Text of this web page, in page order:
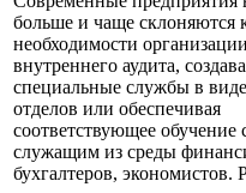
больше и чаще склоняются
необходимости организации
внутреннего аудита,
специальные службы в виде
отделов или обеспечивая
соответствующее обучение
служащим из среды
бухгалтеров, экономистов.